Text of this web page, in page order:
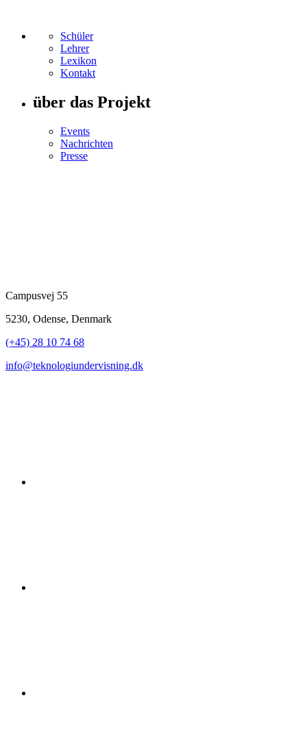
Schüler
Lehrer
Lexikon
Kontakt
über das Projekt
Events
Nachrichten
Presse
Campusvej 55
5230, Odense, Denmark
(+45) 28 10 74 68
info@teknologiundervisning.dk